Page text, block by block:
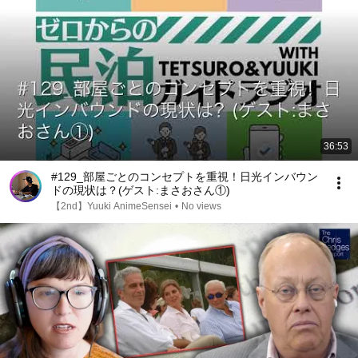
36:53
#129_部屋ごとのコンセプトを重視！日光インバウン
ドの現状は？(ゲスト:まさおさん①)
【2nd】Yuuki AnimeSensei • No views